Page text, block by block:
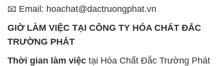
📧 Email: hoachat@dactruongphat.vn
GIỜ LÀM VIỆC TẠI CÔNG TY HÓA CHẤT ĐẮC
TRƯỜNG PHÁT
Thời gian làm việc tại Hóa Chất Đắc Trường Phát